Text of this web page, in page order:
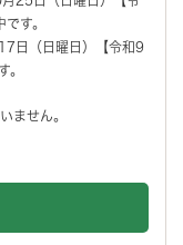
す。
日（日曜日）【令和9
。
ません。